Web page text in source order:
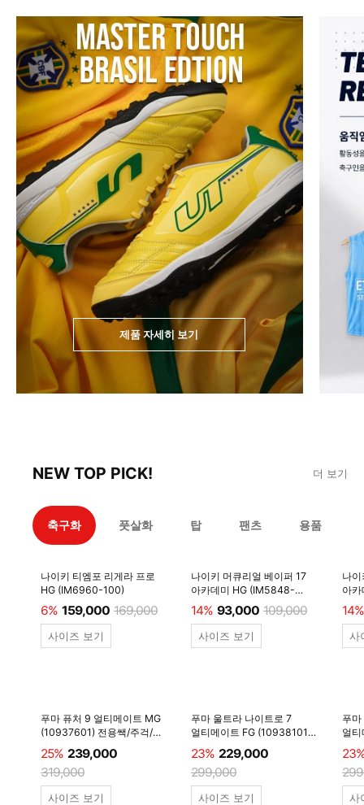
제품 자세히 보기
NEW TOP PICK! 더 보기
축구화 풋살화 탑 팬츠 용품
나이키 티엠포 리게라 프로
HG (IM6960-100)
6% 159,000 169,000
사이즈 보기
나이키 머큐리얼 베이퍼 17
아카데미 HG (IM5848-
600)
14% 93,000 109,000
사이즈 보기
나
아
14%
사
푸마 퓨처 9 얼티메이트 MG
(10937601) 전용쌕/주걱/
양말 #
25% 239,000
319,000
사이즈 보기
푸마 울트라 나이트로 7
얼티메이트 FG (10938101)
전용쌕/주걱/양말 #
23% 229,000
299,000
사이즈 보기
푸
얼
전
사